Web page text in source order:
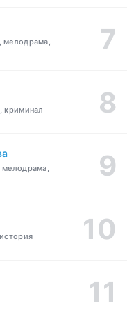
мелодрама,
криминал
мелодрама,